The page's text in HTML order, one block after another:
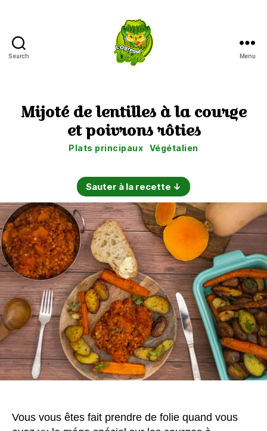
Search Menu
Mijoté de lentilles à la courge
et poivrons rôties
Catégories
Plats principaux Végétalien
Sauter à la recette ↓
Vous vous êtes fait prendre de folie quand vous